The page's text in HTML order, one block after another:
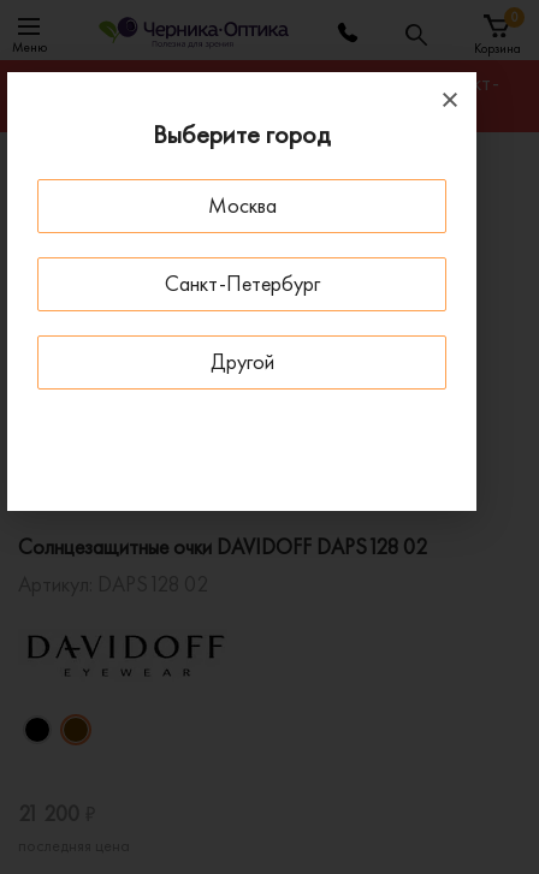
Выберите город
Москва
Санкт-Петербург
Другой
Меню Корзина
0
Гарантируем лучшую цену на любую оправу в Санкт-
Главная
Солнцезащитные очки
Солнцезащитные очки DAVIDOFF DAPS128 02
Солнцезащитные очки DAVIDOFF DAPS128 02
ПОД ЗАКАЗ